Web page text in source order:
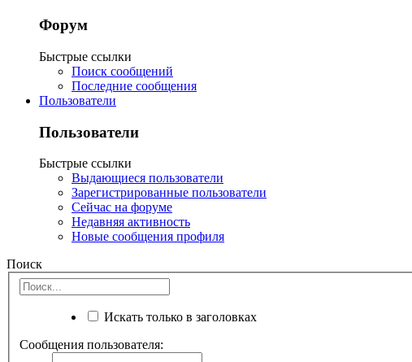
Форум
Быстрые ссылки
Поиск сообщений
Последние сообщения
Пользователи
Пользователи
Быстрые ссылки
Выдающиеся пользователи
Зарегистрированные пользователи
Сейчас на форуме
Недавняя активность
Новые сообщения профиля
Поиск
Искать только в заголовках
Сообщения пользователя: